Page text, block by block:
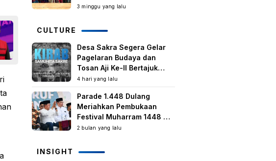
Kegiatan Berbasis
3 minggu yang lalu
CULTURE
Desa Sakra Segera Gelar
Pagelaran Budaya dan
Tosan Aji Ke-II Bertajuk
Samuhita Sakre
4 hari yang lalu
Parade 1.448 Dulang
Meriahkan Pembukaan
Festival Muharram 1448 H
di Lombok Timur
2 bulan yang lalu
INSIGHT